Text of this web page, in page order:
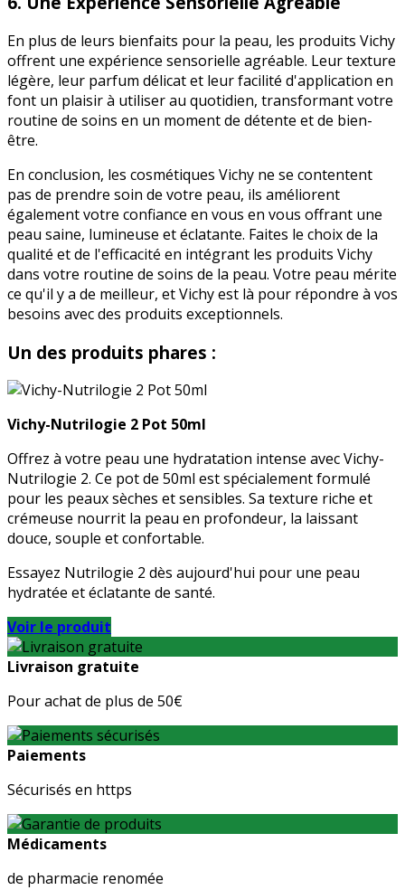
En plus de leurs bienfaits pour la peau, les produits Vichy
offrent une expérience sensorielle agréable. Leur texture
légère, leur parfum délicat et leur facilité d'application en
font un plaisir à utiliser au quotidien, transformant votre
routine de soins en un moment de détente et de bien-
être.
En conclusion, les cosmétiques Vichy ne se contentent
pas de prendre soin de votre peau, ils améliorent
également votre confiance en vous en vous offrant une
peau saine, lumineuse et éclatante. Faites le choix de la
qualité et de l'efficacité en intégrant les produits Vichy
dans votre routine de soins de la peau. Votre peau mérite
ce qu'il y a de meilleur, et Vichy est là pour répondre à vos
besoins avec des produits exceptionnels.
Un des produits phares :
Vichy-Nutrilogie 2 Pot 50ml
Offrez à votre peau une hydratation intense avec Vichy-
Nutrilogie 2. Ce pot de 50ml est spécialement formulé
pour les peaux sèches et sensibles. Sa texture riche et
crémeuse nourrit la peau en profondeur, la laissant
douce, souple et confortable.
Essayez Nutrilogie 2 dès aujourd'hui pour une peau
hydratée et éclatante de santé.
Voir le produit
Livraison gratuite
Pour achat de plus de 50€
Paiements
Sécurisés en https
Médicaments
de pharmacie renomée